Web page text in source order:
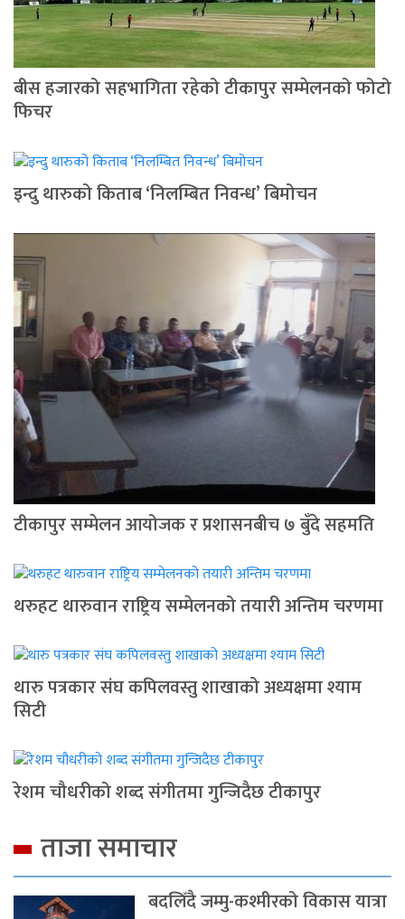
बीस हजारको सहभागिता रहेको टीकापुर सम्मेलनको फोटो
फिचर
इन्दु थारुको किताब ‘निलम्बित निवन्ध’ बिमोचन
टीकापुर सम्मेलन आयोजक र प्रशासनबीच ७ बुँदे सहमति
थरुहट थारुवान राष्ट्रिय सम्मेलनको तयारी अन्तिम चरणमा
थारु पत्रकार संघ कपिलवस्तु शाखाको अध्यक्षमा श्याम
सिटी
रेशम चौधरीको शब्द संगीतमा गुन्जिदैछ टीकापुर
ताजा समाचार
बदलिँदै जम्मु-कश्मीरको विकास यात्रा